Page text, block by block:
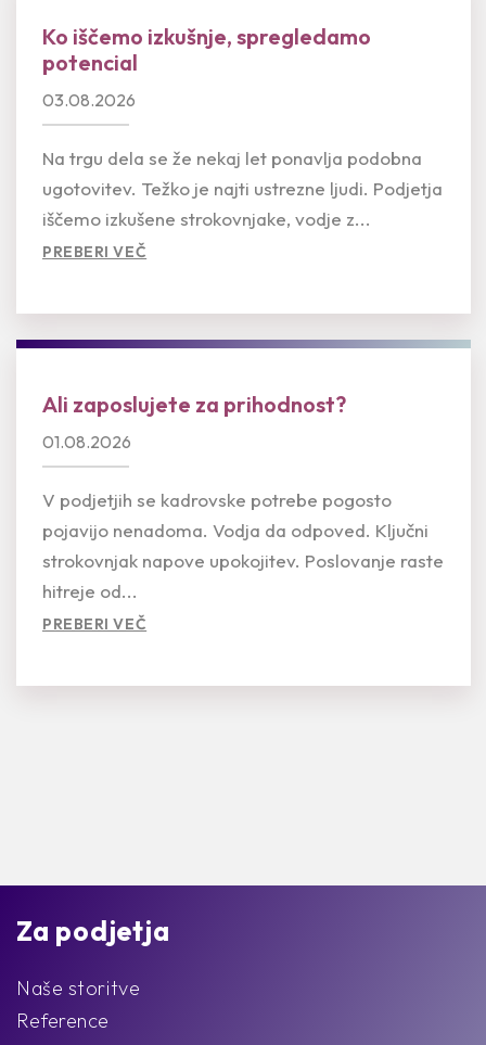
Ko iščemo izkušnje, spregledamo
potencial
03.08.2026
Na trgu dela se že nekaj let ponavlja podobna
ugotovitev. Težko je najti ustrezne ljudi. Podjetja
iščemo izkušene strokovnjake, vodje z...
PREBERI VEČ
Ali zaposlujete za prihodnost?
01.08.2026
V podjetjih se kadrovske potrebe pogosto
pojavijo nenadoma. Vodja da odpoved. Ključni
strokovnjak napove upokojitev. Poslovanje raste
hitreje od...
PREBERI VEČ
Za podjetja
Naše storitve
Reference